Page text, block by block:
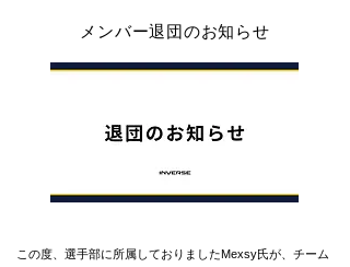
メンバー退団のお知らせ
この度、選手部に所属しておりましたMexsy氏が、チーム